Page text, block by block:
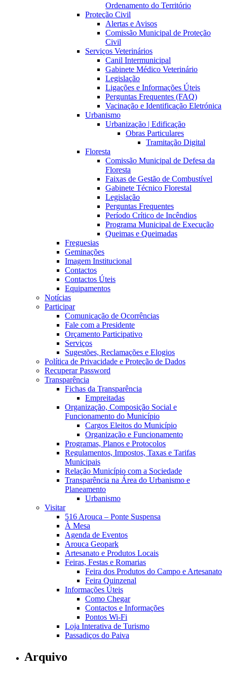
Ordenamento do Território
Proteção Civil
Alertas e Avisos
Comissão Municipal de Proteção
Civil
Serviços Veterinários
Canil Intermunicipal
Gabinete Médico Veterinário
Legislação
Ligações e Informações Úteis
Perguntas Frequentes (FAQ)
Vacinação e Identificação Eletrónica
Urbanismo
Urbanização | Edificação
Obras Particulares
Tramitação Digital
Floresta
Comissão Municipal de Defesa da
Floresta
Faixas de Gestão de Combustível
Gabinete Técnico Florestal
Legislação
Perguntas Frequentes
Período Crítico de Incêndios
Programa Municipal de Execução
Queimas e Queimadas
Freguesias
Geminações
Imagem Institucional
Contactos
Contactos Úteis
Equipamentos
Notícias
Participar
Comunicação de Ocorrências
Fale com a Presidente
Orçamento Participativo
Serviços
Sugestões, Reclamações e Elogios
Política de Privacidade e Proteção de Dados
Recuperar Password
Transparência
Fichas da Transparência
Empreitadas
Organização, Composição Social e
Funcionamento do Município
Cargos Eleitos do Município
Organização e Funcionamento
Programas, Planos e Protocolos
Regulamentos, Impostos, Taxas e Tarifas
Municipais
Relação Município com a Sociedade
Transparência na Área do Urbanismo e
Planeamento
Urbanismo
Visitar
516 Arouca – Ponte Suspensa
À Mesa
Agenda de Eventos
Arouca Geopark
Artesanato e Produtos Locais
Feiras, Festas e Romarias
Feira dos Produtos do Campo e Artesanato
Feira Quinzenal
Informações Úteis
Como Chegar
Contactos e Informações
Pontos Wi-Fi
Loja Interativa de Turismo
Passadiços do Paiva
Arquivo